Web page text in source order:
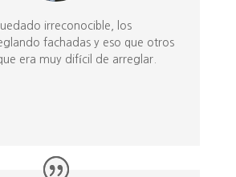
irreconocible, los
fachadas y eso que otros
era muy difícil de arreglar.